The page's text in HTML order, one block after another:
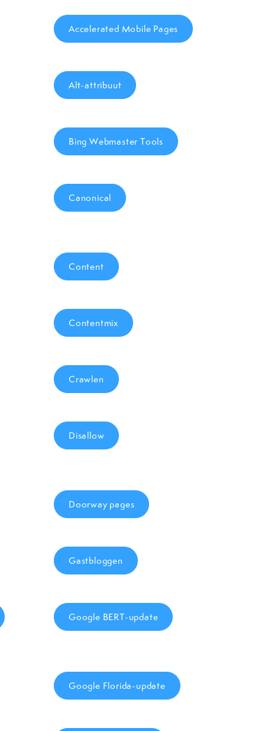
Accelerated Mobile Pages
Alt-attribuut
Bing Webmaster Tools
Canonical
Content
Contentmix
Crawlen
Disallow
Doorway pages
Gastbloggen
Google BERT-update
Google Florida-update